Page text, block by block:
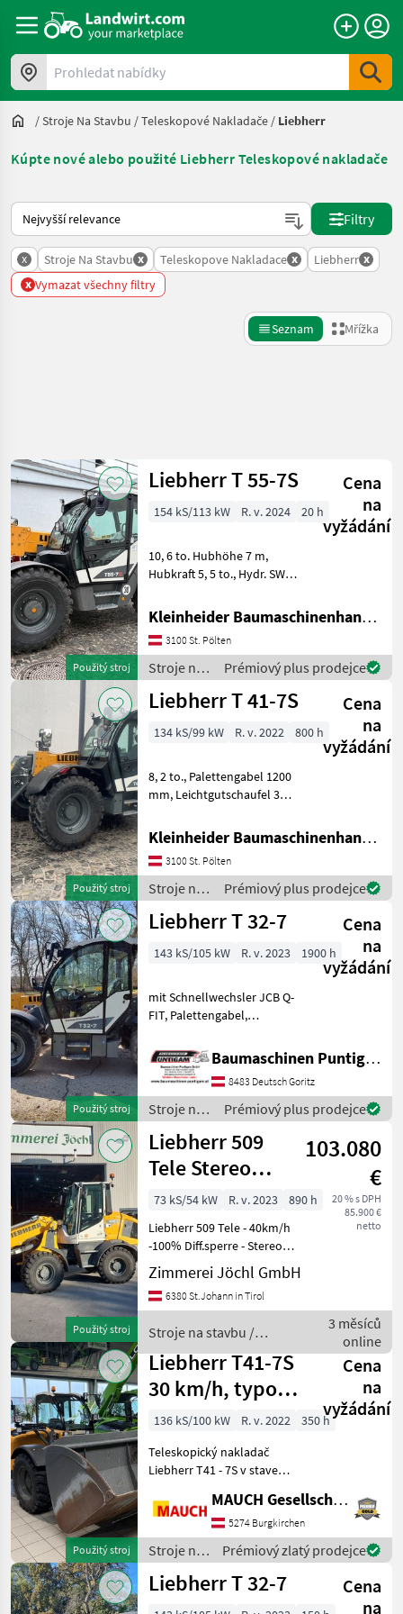
Prohledat nabídky
/Stroje Na Stavbu /Teleskopové Nakladače / Liebherr
Kúpte nové alebo použité Liebherr Teleskopové nakladače
Takto se řadí nabídky na Landwirt.com
Filtry
x Stroje Na Stavbu x Teleskopove Nakladace x Liebherr x
x Vymazat všechny filtry
Seznam Mřížka
Kategorie 4 Země Filtry
AKTUÁLNÍ
CESTA
stavebná
technika
Stroje
Na
Stavbu
Teleskopove
Nakladace
Liebherr
VYBRAT
KATEGORII
Liebherr
Manitou
JCB
Claas
Merlo
Dieci
Zobrazit
všech
35
MODEL
MARKETPLACE
Marketplace
Nabídky
prodejců
Obnovit
Zobrazit
11
výsledků
Použitý stroj
Liebherr T 55-7S
Cena
na
vyžádání
154 kS/113 kW R. v. 2024 20 h
10, 6 to. Hubhöhe 7 m,
Hubkraft 5, 5 to., Hydr. SW
Fahrschwingungsdämpfer,
luftgefedertert Sitz, Klima,
Inbetriebnahme 2.2026,
öster. Straßenzulassung 30
Kleinheider Baumaschinenhandel GmbH.
3100 St. Pölten
Stroje na
stavbu /
Liebherr
Prémiový plus prodejce
Použitý stroj
Liebherr T 41-7S
Cena
na
vyžádání
134 kS/99 kW R. v. 2022 800 h
8, 2 to., Palettengabel 1200
mm, Leichtgutschaufel 3
Überlastwarneinrichtung,
Klimaanlage, luftgefederter
Sitz mit Heizung, Display 3,
5 ", Hydr. SW
Kleinheider Baumaschinenhandel GmbH.
3100 St. Pölten
Stroje na
stavbu /
Liebherr
Prémiový plus prodejce
Použitý stroj
Liebherr T 32-7
Cena
na
vyžádání
143 kS/105 kW R. v. 2023 1900 h
mit Schnellwechsler JCB Q-
FIT, Palettengabel,
3.200 kg, mit
Strassenzulassung,
Optional gegen Aufpreis
Leichtgutschaufel
erhältlich! Refe
Baumaschinen Puntigam GmbH
8483 Deutsch Goritz
Stroje na
stavbu /
Liebherr
Prémiový plus prodejce
Použitý stroj
Liebherr 509
Tele Stereo
Schnellläufer
103.080
€
20 % s DPH
85.900 €
netto
73 kS/54 kW R. v. 2023
890 h
Liebherr 509 Tele - 40km/h
-100% Diff.sperre - Stereo
Lenkung - LED
Arbeitsscheinwerfer -
Fahrschwingungsdämpfer -
Außenspie
Zimmerei Jöchl GmbH
6380 St.Johann in Tirol
Stroje na stavbu /
Liebherr
3 měsíců
online
Použitý stroj
Liebherr T41-7S
30 km/h, typové
označenie
vrátane lopaty a
PG
Cena
na
vyžádání
136 kS/100 kW R. v. 2022
350 h
Teleskopický nakladač
Liebherr T41 - 7S v stave
Deutz - rýchlosťou 30 km/h
- typovou klasifikáciou -
lopatou a paletovými
vidlicami - zdvihovou
MAUCH Gesellschaft m.b.H. & Co.KG
5274 Burgkirchen
Stroje na
stavbu /
Liebherr
Prémiový zlatý prodejce
Liebherr T 32-7
Cena
na